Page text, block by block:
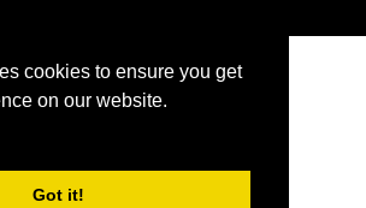
cookies to ensure you get
on our website.
Got it!